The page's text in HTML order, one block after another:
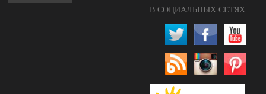
В СОЦИАЛЬНЫХ СЕТЯХ